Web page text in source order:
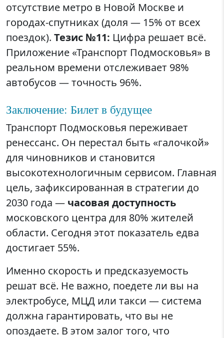
отсутствие метро в Новой Москве и
городах-спутниках (доля — 15% от всех
поездок). Тезис №11: Цифра решает всё.
Приложение «Транспорт Подмосковья» в
реальном времени отслеживает 98%
автобусов — точность 96%.
Заключение: Билет в будущее
Транспорт Подмосковья переживает
ренессанс. Он перестал быть «галочкой»
для чиновников и становится
высокотехнологичным сервисом. Главная
цель, зафиксированная в стратегии до
2030 года — часовая доступность
московского центра для 80% жителей
области. Сегодня этот показатель едва
достигает 55%.
Именно скорость и предсказуемость
решат всё. Не важно, поедете ли вы на
электробусе, МЦД или такси — система
должна гарантировать, что вы не
опоздаете. В этом залог того, что